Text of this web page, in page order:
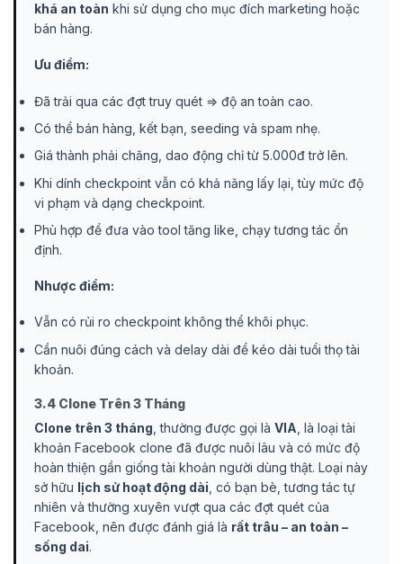
khá an toàn khi sử dụng cho mục đích marketing hoặc
bán hàng.
Ưu điểm:
Đã trải qua các đợt truy quét ⇒ độ an toàn cao.
Có thể bán hàng, kết bạn, seeding và spam nhẹ.
Giá thành phải chăng, dao động chỉ từ 5.000đ trở lên.
Khi dính checkpoint vẫn có khả năng lấy lại, tùy mức độ
vi phạm và dạng checkpoint.
Phù hợp để đưa vào tool tăng like, chạy tương tác ổn
định.
Nhược điểm:
Vẫn có rủi ro checkpoint không thể khôi phục.
Cần nuôi đúng cách và delay dài để kéo dài tuổi thọ tài
khoản.
3.4 Clone Trên 3 Tháng
Clone trên 3 tháng , thường được gọi là VIA , là loại tài
khoản Facebook clone đã được nuôi lâu và có mức độ
hoàn thiện gần giống tài khoản người dùng thật. Loại này
sở hữu lịch sử hoạt động dài , có bạn bè, tương tác tự
nhiên và thường xuyên vượt qua các đợt quét của
Facebook, nên được đánh giá là rất trâu – an toàn –
sống dai.